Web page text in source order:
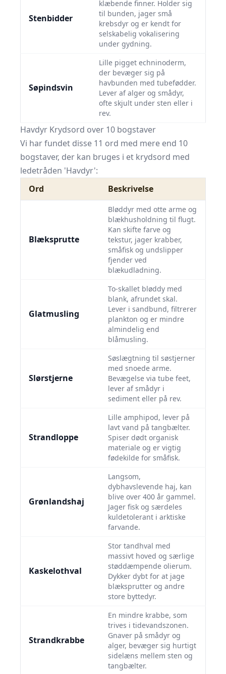
Stenbidder
klæbende finner. Holder sig
til bunden, jager små
krebsdyr og er kendt for
selskabelig vokalisering
under gydning.
Søpindsvin
Lille pigget echninoderm,
der bevæger sig på
havbunden med tubefødder.
Lever af alger og smådyr,
ofte skjult under sten eller i
rev.
Havdyr Krydsord over 10 bogstaver
Vi har fundet disse 11 ord med mere end 10
bogstaver, der kan bruges i et krydsord med
ledetråden 'Havdyr':
Ord
Beskrivelse
Blæksprutte
Bløddyr med otte arme og
blækhusholdning til flugt.
Kan skifte farve og
tekstur, jager krabber,
småfisk og undslipper
fjender ved
blækudladning.
Glatmusling
To-skallet bløddy med
blank, afrundet skal.
Lever i sandbund, filtrerer
plankton og er mindre
almindelig end
blåmusling.
Slørstjerne
Søslægtning til søstjerner
med snoede arme.
Bevægelse via tube feet,
lever af smådyr i
sediment eller på rev.
Strandloppe
Lille amphipod, lever på
lavt vand på tangbælter.
Spiser dødt organisk
materiale og er vigtig
fødekilde for småfisk.
Grønlandshaj
Langsom,
dybhavslevende haj, kan
blive over 400 år gammel.
Jager fisk og særdeles
kuldetolerant i arktiske
farvande.
Kaskelothval
Stor tandhval med
massivt hoved og særlige
støddæmpende olierum.
Dykker dybt for at jage
blæksprutter og andre
store byttedyr.
Strandkrabbe
En mindre krabbe, som
trives i tidevandszonen.
Gnaver på smådyr og
alger, bevæger sig hurtigt
sidelæns mellem sten og
tangbælter.